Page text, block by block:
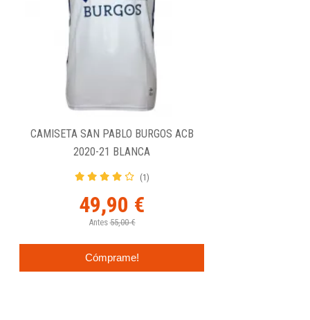
CAMISETA SAN PABLO BURGOS ACB
2020-21 BLANCA
(1)
49,90 €
Antes 55,00 €
Cómprame!